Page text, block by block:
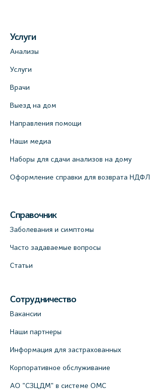
Услуги
Анализы
Услуги
Врачи
Выезд на дом
Направления помощи
Наши медиа
Наборы для сдачи анализов на дому
Оформление справки для возврата НДФЛ
Справочник
Заболевания и симптомы
Часто задаваемые вопросы
Статьи
Сотрудничество
Вакансии
Наши партнеры
Информация для застрахованных
Корпоративное обслуживание
АО "СЗЦДМ" в системе ОМС